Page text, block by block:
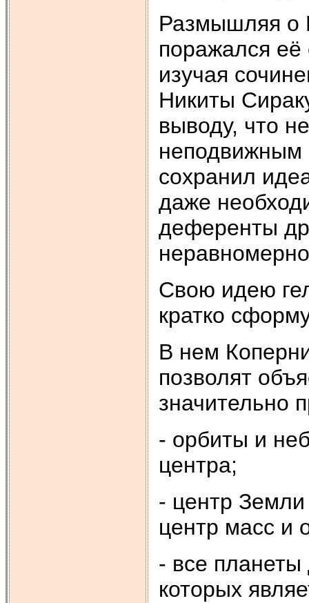
Размышляя о
поражался её
изучая
Никиты
выводу, что
неподвижным
сохранил
даже
деференты
Свою идею
кратко
В нем
позволят
значительно
- орбиты и
центра;
- центр
центр масс и
- все
которых